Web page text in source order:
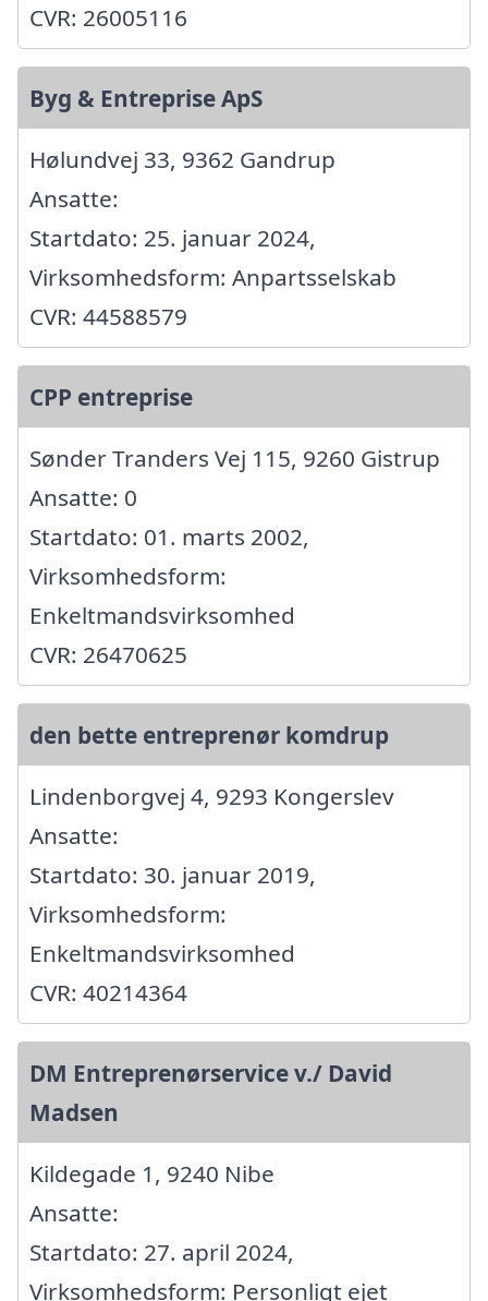
CVR: 26005116
Byg & Entreprise ApS
Hølundvej 33, 9362 Gandrup
Ansatte:
Startdato: 25. januar 2024,
Virksomhedsform: Anpartsselskab
CVR: 44588579
CPP entreprise
Sønder Tranders Vej 115, 9260 Gistrup
Ansatte: 0
Startdato: 01. marts 2002,
Virksomhedsform:
Enkeltmandsvirksomhed
CVR: 26470625
den bette entreprenør komdrup
Lindenborgvej 4, 9293 Kongerslev
Ansatte:
Startdato: 30. januar 2019,
Virksomhedsform:
Enkeltmandsvirksomhed
CVR: 40214364
DM Entreprenørservice v./ David
Madsen
Kildegade 1, 9240 Nibe
Ansatte:
Startdato: 27. april 2024,
Virksomhedsform: Personligt ejet